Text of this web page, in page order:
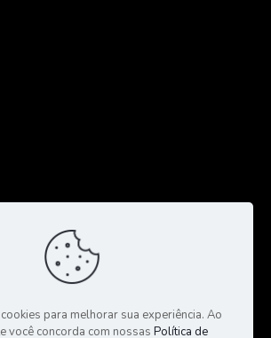
para melhorar sua experiência. Ao
você concorda com nossas Política de